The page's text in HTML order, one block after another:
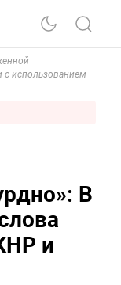
с использованием
В
и